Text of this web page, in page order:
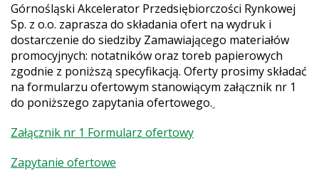
Górnośląski Akcelerator Przedsiębiorczości Rynkowej
Sp. z o.o. zaprasza do składania ofert na wydruk i
dostarczenie do siedziby Zamawiającego materiałów
promocyjnych: notatników oraz toreb papierowych
zgodnie z poniższą specyfikacją. Oferty prosimy składać
na formularzu ofertowym stanowiącym załącznik nr 1
do poniższego zapytania ofertowego.
Załącznik nr 1 Formularz ofertowy
Zapytanie ofertowe